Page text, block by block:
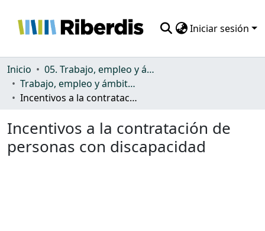
Iniciar sesión
Comunidades
Todo DSpace
Inicio
05. Trabajo, empleo y ámbito productivo
Trabajo, empleo y ámbito productivo
Incentivos a la contratación de personas con discapacidad
Incentivos a la contratación de
personas con discapacidad